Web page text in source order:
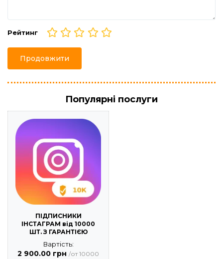
Рейтинг
Продовжити
Популярні послуги
ПІДПИСНИКИ
ІНСТАГРАМ від 10000
ШТ. З ГАРАНТІЄЮ
Вартість:
2 900.00 грн /от 10000